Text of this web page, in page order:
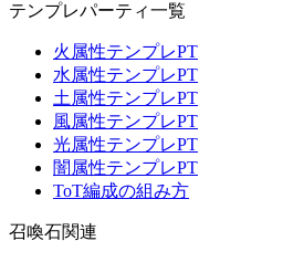
テンプレパーティ一覧
火属性テンプレPT
水属性テンプレPT
土属性テンプレPT
風属性テンプレPT
光属性テンプレPT
闇属性テンプレPT
ToT編成の組み方
召喚石関連